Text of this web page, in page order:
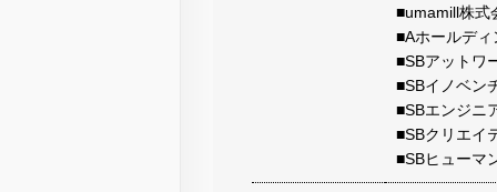
■umamill株式
■Aホールデ
■SBアットワ
■SBイノベン
■SBエンジニ
■SBクリエイ
■SBヒューマ